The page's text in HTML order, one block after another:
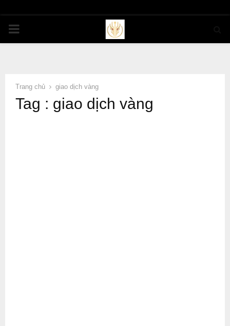
PRIMARY
Trang chủ giao dịch vàng
Tag : giao dịch vàng